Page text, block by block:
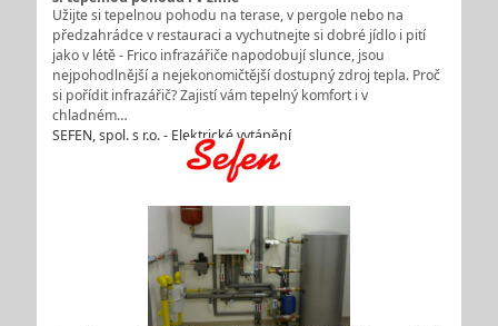
Užijte si tepelnou pohodu na terase, v pergole nebo na
předzahrádce v restauraci a vychutnejte si dobré jídlo i pití
jako v létě - Frico infrazářiče napodobují slunce, jsou
nejpohodlnější a nejekonomičtější dostupný zdroj tepla. Proč
si pořídit infrazářič? Zajistí vám tepelný komfort i v
chladném…
SEFEN, spol. s r.o. - Elektrické vytápění